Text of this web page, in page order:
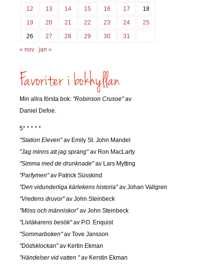
12
13 14 15 16 17
18
19
20 21 22 23 24
25
26
27 28 29 30
31
« nov
jan »
Min allra första bok: "Robinson Crusoe"av
Daniel Defoe.
5* * * * *
"Station Eleven"av Emily St. John Mandel
"Jag minns att jag sprang"av Ron MacLarty
"Simma med de drunknade"av Lars Mytting
"Parfymen"av Patrick Süsskind
"Den vidunderliga kärlekens historia"av Johan Vallgren
"Vredens druvor"av John Steinbeck
"Möss och människor"av John Steinbeck
"Livläkarens besök"av P.O. Enquist
"Sommarboken"av Tove Jansson
"Dödsklockan"av Kertin Ekman
"Händelser vid vatten "av Kerstin Ekman